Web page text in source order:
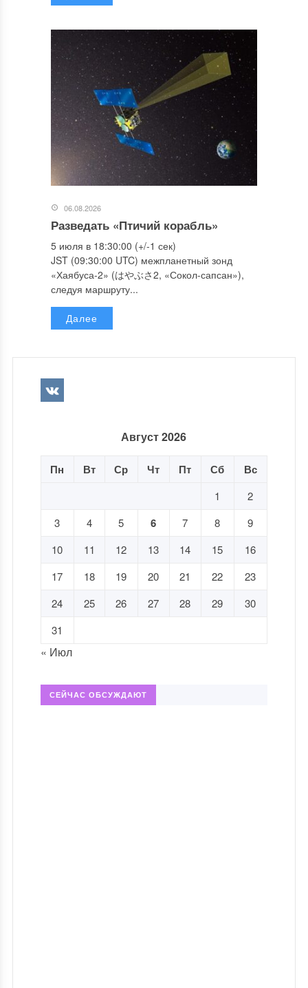
06.08.2026
Разведать «Птичий корабль»
5 июля в 18:30:00 (+/-1 сек)
JST (09:30:00 UTC) межпланетный зонд
«Хаябуса-2» (はやぶさ2, «Сокол-сапсан»),
следуя маршруту...
Далее
Август 2026
Пн Вт Ср Чт Пт Сб Вс
1
2
3
4 5 6 7 8
9
10
11 12 13 14 15
16
17
18 19 20 21 22
23
24
25 26 27 28 29
30
31
« Июл
СЕЙЧАС ОБСУЖДАЮТ